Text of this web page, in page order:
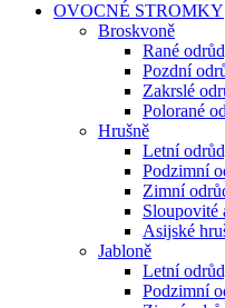
OVOCNÉ STROMKY
Broskvoně
Rané
Pozdní
Zakrslé
Polorané
Hrušně
Letní
Podzimní
Zimní
Asijské
Jabloně
Letní
Podzimní